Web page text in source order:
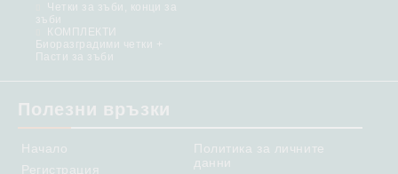
Четки за зъби, конци за
зъби
КОМПЛЕКТИ
Биоразградими четки +
Пасти за зъби
Полезни връзки
Начало
Регистрация
Политика за личните
данни